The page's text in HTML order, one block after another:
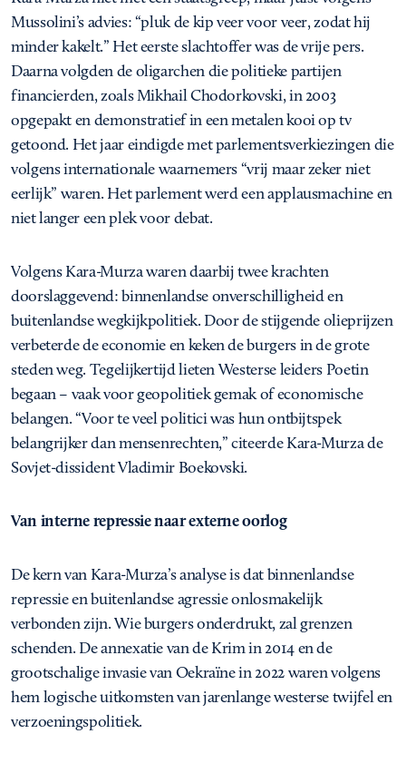
Mussolini’s advies: “pluk de kip veer voor veer, zodat hij
minder kakelt.” Het eerste slachtoffer was de vrije pers.
Daarna volgden de oligarchen die politieke partijen
financierden, zoals Mikhail Chodorkovski, in 2003
opgepakt en demonstratief in een metalen kooi op tv
getoond. Het jaar eindigde met parlementsverkiezingen die
volgens internationale waarnemers “vrij maar zeker niet
eerlijk” waren. Het parlement werd een applausmachine en
niet langer een plek voor debat.
Volgens Kara-Murza waren daarbij twee krachten
doorslaggevend: binnenlandse onverschilligheid en
buitenlandse wegkijkpolitiek. Door de stijgende olieprijzen
verbeterde de economie en keken de burgers in de grote
steden weg. Tegelijkertijd lieten Westerse leiders Poetin
begaan – vaak voor geopolitiek gemak of economische
belangen. “Voor te veel politici was hun ontbijtspek
belangrijker dan mensenrechten,” citeerde Kara-Murza de
Sovjet-dissident Vladimir Boekovski.
Van interne repressie naar externe oorlog
De kern van Kara-Murza’s analyse is dat binnenlandse
repressie en buitenlandse agressie onlosmakelijk
verbonden zijn. Wie burgers onderdrukt, zal grenzen
schenden. De annexatie van de Krim in 2014 en de
grootschalige invasie van Oekraïne in 2022 waren volgens
hem logische uitkomsten van jarenlange westerse twijfel en
verzoeningspolitiek.